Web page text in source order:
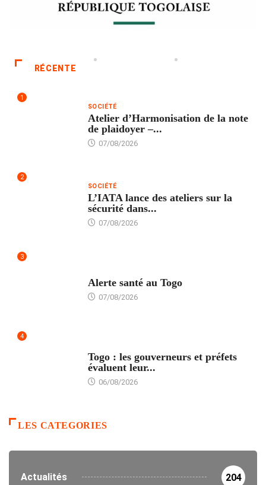
RÉCENTE
1
SOCIÉTÉ
Atelier d’Harmonisation de la note
de plaidoyer –...
07/08/2026
2
SOCIÉTÉ
L’IATA lance des ateliers sur la
sécurité dans...
07/08/2026
3
Alerte santé au Togo
07/08/2026
4
Togo : les gouverneurs et préfets
évaluent leur...
06/08/2026
LES CATEGORIES
Actualités 204